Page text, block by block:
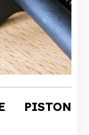
PISTON